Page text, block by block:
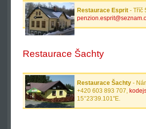
Restaurace Esprit - Tříč
Restaurace Šachty
Restaurace Šachty -
+420 603 893 707,
15°23'39.101"E.